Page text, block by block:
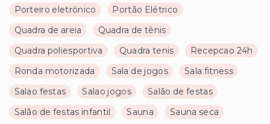
Porteiro eletrônico
Portão Elétrico
Quadra de areia
Quadra de tênis
Quadra poliesportiva
Quadra tenis
Recepcao 24h
Ronda motorizada
Sala de jogos
Sala fitness
Salao festas
Salao jogos
Salão de festas
Salão de festas infantil
Sauna
Sauna seca